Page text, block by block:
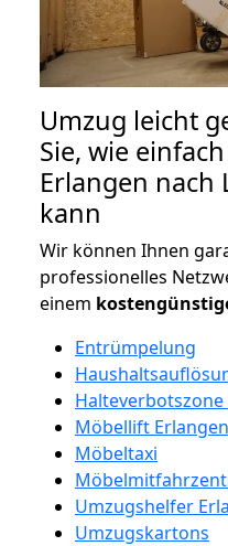
Umzug leicht
Sie, wie
Erlangen nach
kann
Wir können Ihnen
professionelles
einem
Entrümpelung
Halteverbotszone
Möbellift Erlangen
Möbeltaxi
Umzugshelfer
Umzugskartons